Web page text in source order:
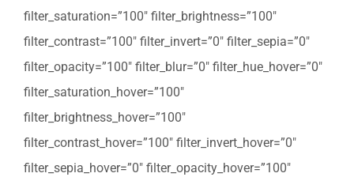
filter_saturation=”100″ filter_brightness=”100″
filter_contrast=”100″ filter_invert=”0″ filter_sepia=”0″
filter_opacity=”100″ filter_blur=”0″ filter_hue_hover=”0″
filter_saturation_hover=”100″
filter_brightness_hover=”100″
filter_contrast_hover=”100″ filter_invert_hover=”0″
filter_sepia_hover=”0″ filter_opacity_hover=”100″